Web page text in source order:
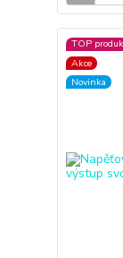
TOP
Akce
Novinka